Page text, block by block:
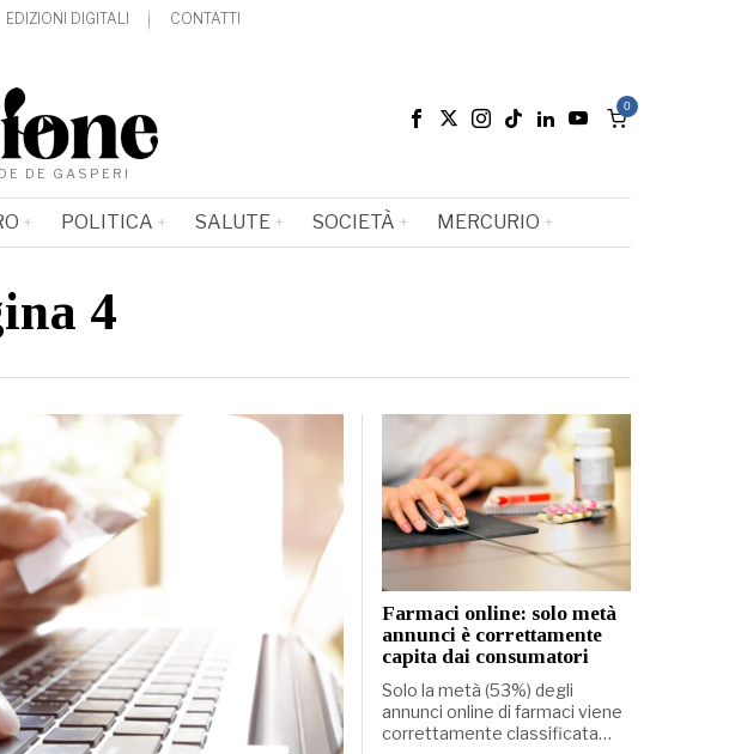
EDIZIONI DIGITALI CONTATTI
DE GASPERI
0
POLITICA SALUTE SOCIETÀ MERCURIO
4
Farmaci online: solo metà
annunci è correttamente
capita dai consumatori
Solo la metà (53%) degli
annunci online di farmaci viene
correttamente classificata…